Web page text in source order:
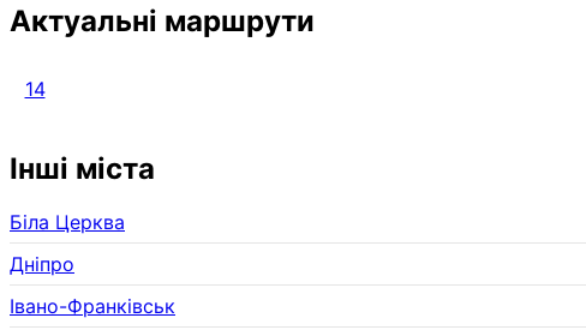
Актуальні маршрути
14
Інші міста
Біла Церква
Дніпро
Івано-Франківськ